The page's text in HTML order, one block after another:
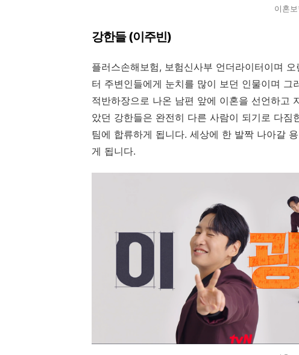
이혼
강한들 (이주빈)
플러스손해보험, 보험신사부 언더라이터이며
터 주변인들에게 눈치를 많이 보던 인물이며
적반하장으로 나온 남편 앞에 이혼을 선언하고
았던 강한들은 완전히 다른 사람이 되기로 다
팀에 합류하게 됩니다. 세상에 한 발짝 나아갈
게 됩니다.